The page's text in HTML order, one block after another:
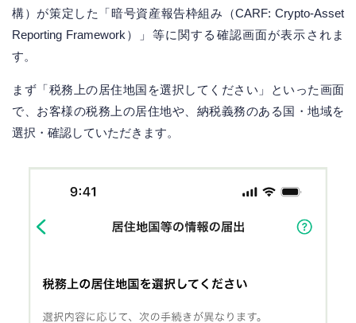
構）が策定した「暗号資産報告枠組み（CARF: Crypto-Asset
Reporting Framework）」等に関する確認画面が表示されま
す。
まず「税務上の居住地国を選択してください」といった画面
で、お客様の税務上の居住地や、納税義務のある国・地域を
選択・確認していただきます。